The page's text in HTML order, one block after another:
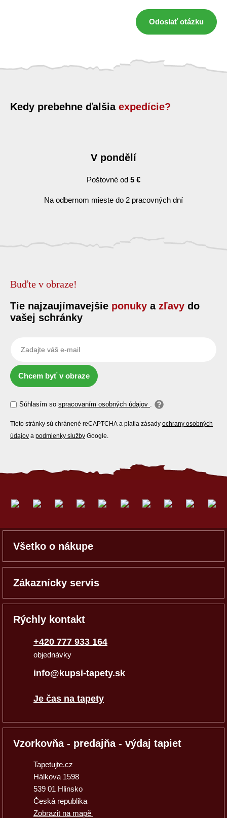
Odoslať otázku
Kedy prebehne ďalšia expedície?
V pondělí
Poštovné od 5 €
Na odbernom mieste do 2 pracovných dní
Buďte v obraze!
Tie najzaujímavejšie ponuky a zľavy do
vašej schránky
Chcem byť v obraze
Súhlasím so spracovaním osobných údajov .
Tieto stránky sú chránené reCAPTCHA a platia zásady ochrany osobných
údajov a podmienky služby Google.
Všetko o nákupe
Zákaznícky servis
Rýchly kontakt
+420 777 933 164
objednávky
info@kupsi-tapety.sk
Je čas na tapety
Vzorkovňa - predajňa - výdaj tapiet
Tapetujte.cz
Hálkova 1598
539 01 Hlinsko
Česká republika
Zobrazit na mapě